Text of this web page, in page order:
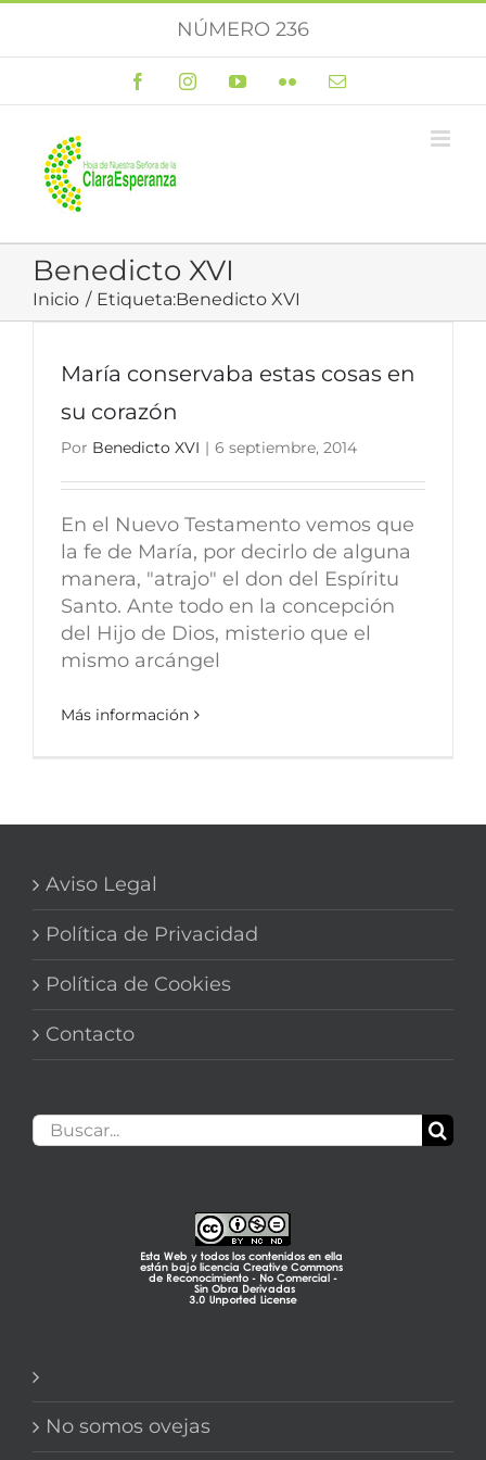
NÚMERO 236
FacebookInstagramYouTubeFlickr Correo
Benedicto XVI
Inicio Etiqueta:Benedicto XVI
María conservaba estas cosas en
su corazón
Por Benedicto XVI | 6 septiembre, 2014
En el Nuevo Testamento vemos que
la fe de María, por decirlo de alguna
manera, "atrajo" el don del Espíritu
Santo. Ante todo en la concepción
del Hijo de Dios, misterio que el
mismo arcángel
Más información
Aviso Legal
Política de Privacidad
Política de Cookies
Contacto
Buscar:
No somos ovejas